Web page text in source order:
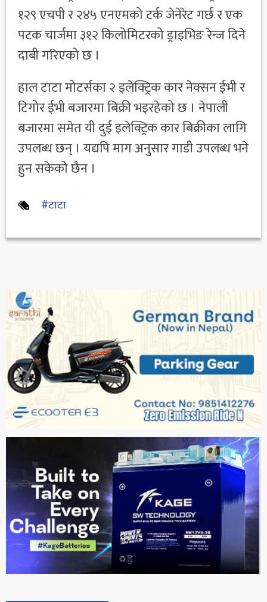
१२९ एचपी र २४५ एनएमको टर्क जेनेरेट गर्छ र एक
पटक चार्जमा ३१२ किलोमिटरको ड्राइभिङ रेन्ज दिने
दाबी गरिएको छ ।
हाल टाटा मोटर्सका २ इलेक्ट्रिक कार नेक्सन ईभी र
टिगोर ईभी बजारमा बिक्री भइरहेको छ । नेपाली
बजारमा समेत यी दुई इलेक्ट्रिक कार बिक्रीका लागि
उपलब्ध छन् । यद्यपि माग अनुसार गाडी उपलब्ध भने
हुन सकेको छैन ।
#टाटा